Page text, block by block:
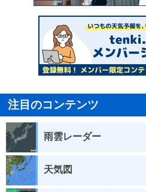
注目のコンテンツ
雨雲レーダー
天気図